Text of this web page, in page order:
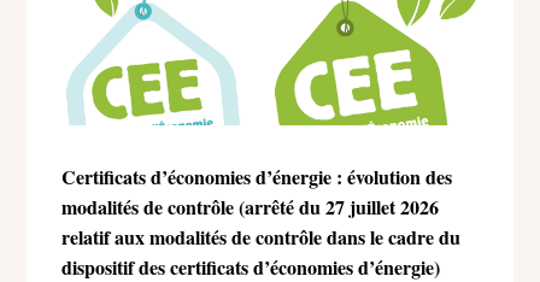
Certificats d’économies d’énergie : évolution des
modalités de contrôle (arrêté du 27 juillet 2026
relatif aux modalités de contrôle dans le cadre du
dispositif des certificats d’économies d’énergie)